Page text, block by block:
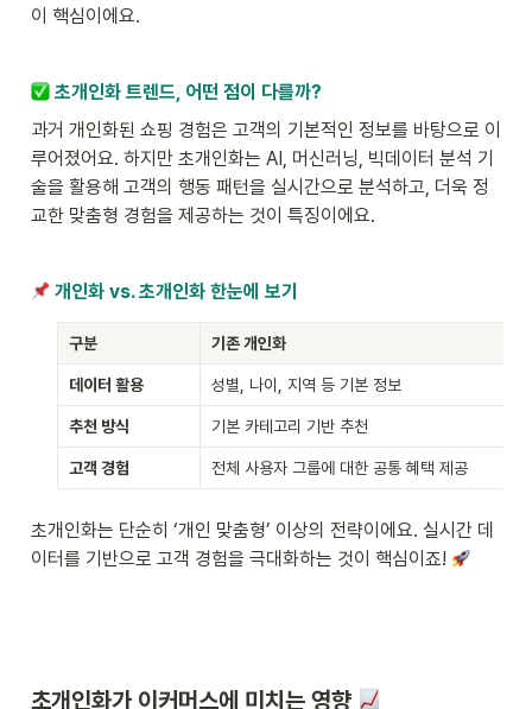
이 핵심이에요.
초개인화 트렌드, 어떤 점이 다를까?
과거 개인화된 쇼핑 경험은 고객의 기본적인 정보를 바탕으로 이
루어졌어요. 하지만 초개인화는 AI, 머신러닝, 빅데이터 분석 기
술을 활용해 고객의 행동 패턴을 실시간으로 분석하고, 더욱 정
교한 맞춤형 경험을 제공하는 것이 특징이에요.
개인화 vs. 초개인화 한눈에 보기
구분 기존 개인화
데이터 활용 성별, 나이, 지역 등 기본 정보
추천 방식 기본 카테고리 기반 추천
고객 경험​ 전체 사용자 그룹에 대한 공통 혜택 제공
초개인화는 단순히 ‘개인 맞춤형’ 이상의 전략이에요. 실시간 데
이터를 기반으로 고객 경험을 극대화하는 것이 핵심이죠!
초개인화가 이커머스에 미치는 영향